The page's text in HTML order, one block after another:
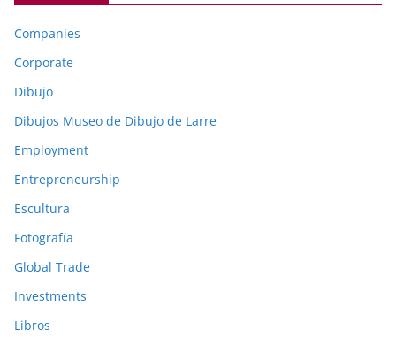
Companies
Corporate
Dibujo
Dibujos Museo de Dibujo de Larre
Employment
Entrepreneurship
Escultura
Fotografía
Global Trade
Investments
Libros